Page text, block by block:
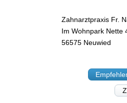
Zahnarztpraxis Fr.
Im Wohnpark Nette
56575 Neuwied